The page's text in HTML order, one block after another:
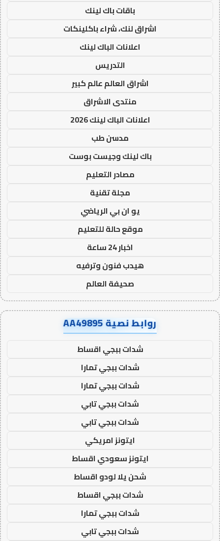
باقات باك لينك
اشراق لنك، شراء باكلينكات
اعلانات الباك لينك
التدريس
اشراق العالم عالم كبير
منتدى الاشراق
اعلانات الباك لينك 2026
مدسن طب
باك لينك وجيست بوست
مصادر التعليم
مجلة تقنية
يو ان بي الرياضي
موقع حالة للتعليم
اخبار 24 ساعة
هيدب فنون وترفيه
صحيفة العالم
روابط نصية AA49895
شدات ببجي اقساط
شدات ببجي تمارا
شدات ببجي تمارا
شدات ببجي تابي
شدات ببجي تابي
ايتونز امريكي
ايتونز سعودي اقساط
شحن يلا لودو اقساط
شدات ببجي اقساط
شدات ببجي تمارا
شدات ببجي تابي